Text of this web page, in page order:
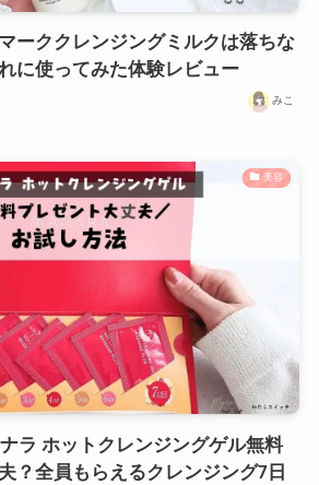
ーククレンジングミルクは落ちな
に使ってみた体験レビュー
みこ
美容
ナラ ホットクレンジングゲル無料
？全員もらえるクレンジング7日